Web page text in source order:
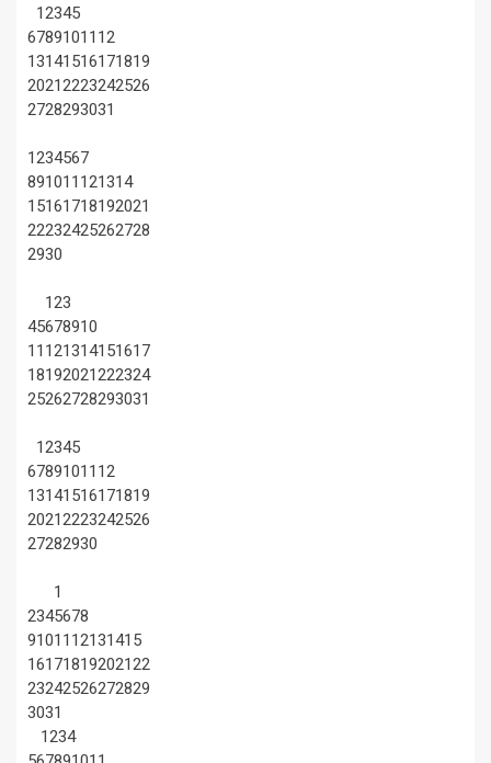
12345
67891011 12
13141516171819
20212223242526
2728293031
1234567
891011 121314
15161718192021
22232425262728
2930
123
45678910
11 121314151617
18192021222324
25262728293031
12345
67891011 12
13141516171819
20212223242526
27282930
1
2345678
91011 12131415
16171819202122
23242526272829
3031
1234